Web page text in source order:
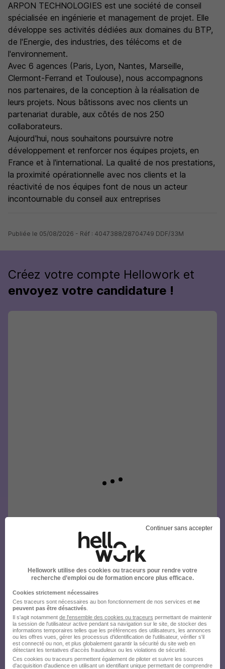
ARPON TECHNOLOGIES est une société de conseil
spécialisée en ingénierie et management de projet. Elle
développe ses activités dédiées aux domaines du BTP,
de l'Energie, des industries, des télécoms et de
l'environnement.
Avec 6 agences (Paris, Lyon, Nantes, Marseille,
Clermont-Ferrand et Toulouse), nous accompagnons
nos partenaires, de la conception à la réalisation de
leurs projets. Nous bâtissons avec nos clients un
partenariat durable, aux côtés de nos 250
collaborateurs.
Aujourd'hui, nous souhaitons poursuivre notre
développement et renforcer nos équipes projets, en
France et à l'international. La qualité de nos prestations,
la proximité opérationnelle avec nos clients et la
réactivité de nos équipes font de nous un acteur
incontournable du conseil aux entreprises
Publiée le 05/08/2026 - Réf : 4047388/28704749 DDF/33M
Créez votre compte Hellowork et
envoyez votre candidature !
Continuer sans accepter
Hellowork utilise des cookies ou traceurs pour rendre votre
recherche d’emploi ou de formation encore plus efficace.
Cookies strictement nécessaires
Ces traceurs sont nécessaires au bon fonctionnement de nos services et ne
peuvent pas être désactivés
Il s'agit notamment de l'ensemble des cookies ou traceurs permettant de maintenir
la session de l'utilisateur active pendant sa navigation sur le site, de stocker des
informations temporaires telles que les préférences des utilisateurs, les annonces
ou les offres vues, gérer les processus d'identification de l'utilisateur, vérifier s'il
est connecté ou non, et plus globalement garantir la sécurité du site web en
détectant les tentatives d'accès frauduleux ou les violations de sécurité.
Ces cookies ou traceurs permettent également de piloter et suivre les sources
d'acquisition d'audience en utilisant un identifiant unique permettant de comprendre